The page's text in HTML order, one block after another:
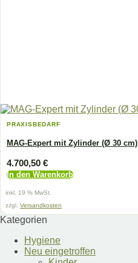
PRAXISBEDARF
MAG-Expert mit Zylinder (Ø 30 cm)
4.700,50 €
In den Warenkorb
inkl. 19 % MwSt.
zzgl. Versandkosten
Kategorien
Hygiene
Neu eingetroffen